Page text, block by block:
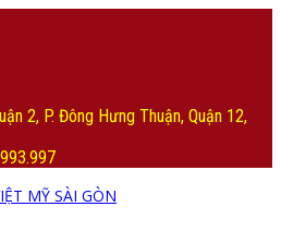
2, P. Đông Hưng Thuận, Quận 12,